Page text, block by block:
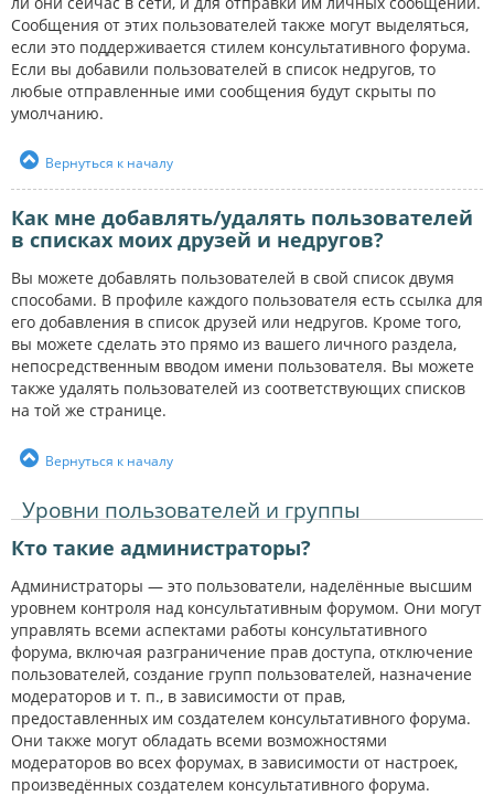
Сообщения от этих пользователей также могут выделяться,
если это поддерживается стилем консультативного форума.
Если вы добавили пользователей в список недругов, то
любые отправленные ими сообщения будут скрыты по
умолчанию.
Вернуться к началу
Как мне добавлять/удалять пользователей
в списках моих друзей и недругов?
Вы можете добавлять пользователей в свой список двумя
способами. В профиле каждого пользователя есть ссылка для
его добавления в список друзей или недругов. Кроме того,
вы можете сделать это прямо из вашего личного раздела,
непосредственным вводом имени пользователя. Вы можете
также удалять пользователей из соответствующих списков
на той же странице.
Вернуться к началу
Уровни пользователей и группы
Кто такие администраторы?
Администраторы — это пользователи, наделённые высшим
уровнем контроля над консультативным форумом. Они могут
управлять всеми аспектами работы консультативного
форума, включая разграничение прав доступа, отключение
пользователей, создание групп пользователей, назначение
модераторов и т. п., в зависимости от прав,
предоставленных им создателем консультативного форума.
Они также могут обладать всеми возможностями
модераторов во всех форумах, в зависимости от настроек,
произведённых создателем консультативного форума.